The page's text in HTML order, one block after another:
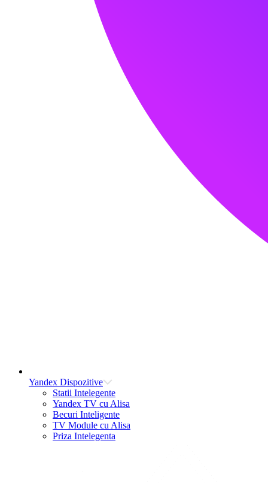
Yandex Dispozitive
Statii Intelegente
Yandex TV cu Alisa
Becuri Inteligente
TV Module cu Alisa
Priza Intelegenta